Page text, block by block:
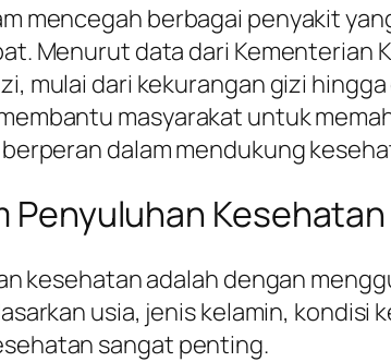
mencegah berbagai penyakit
Menurut data dari Kementerian
mulai dari kekurangan gizi
masyarakat untuk
dalam mendukung
Penyuluhan Kesehatan
kesehatan adalah dengan
usia, jenis kelamin, kondisi
sangat penting.